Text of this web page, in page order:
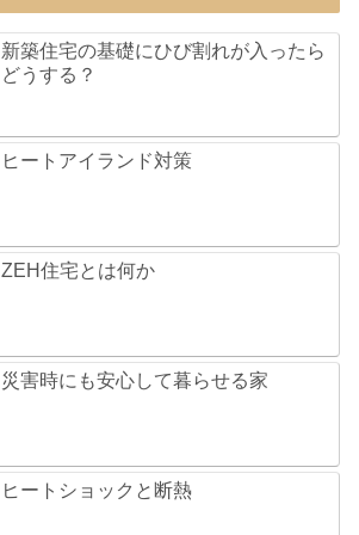
新築住宅の基礎にひび割れが入ったら
どうする？
ヒートアイランド対策
ZEH住宅とは何か
災害時にも安心して暮らせる家
ヒートショックと断熱